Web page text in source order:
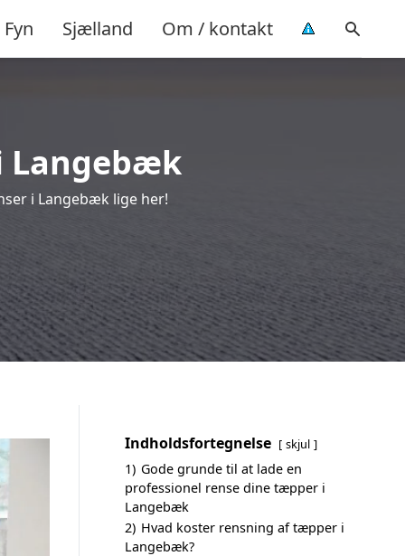
Fyn Sjælland Om / kontakt
Langebæk
i Langebæk lige her!
Indholdsfortegnelse skjul
1) Gode grunde til at lade en
professionel rense dine tæpper i
Langebæk
2) Hvad koster rensning af tæpper i
Langebæk?